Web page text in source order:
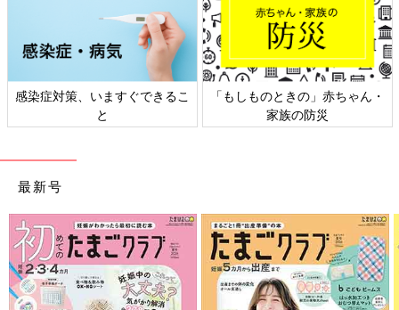
感染症対策、いますぐできるこ
と
「もしものときの」赤ちゃん・
家族の防災
最新号